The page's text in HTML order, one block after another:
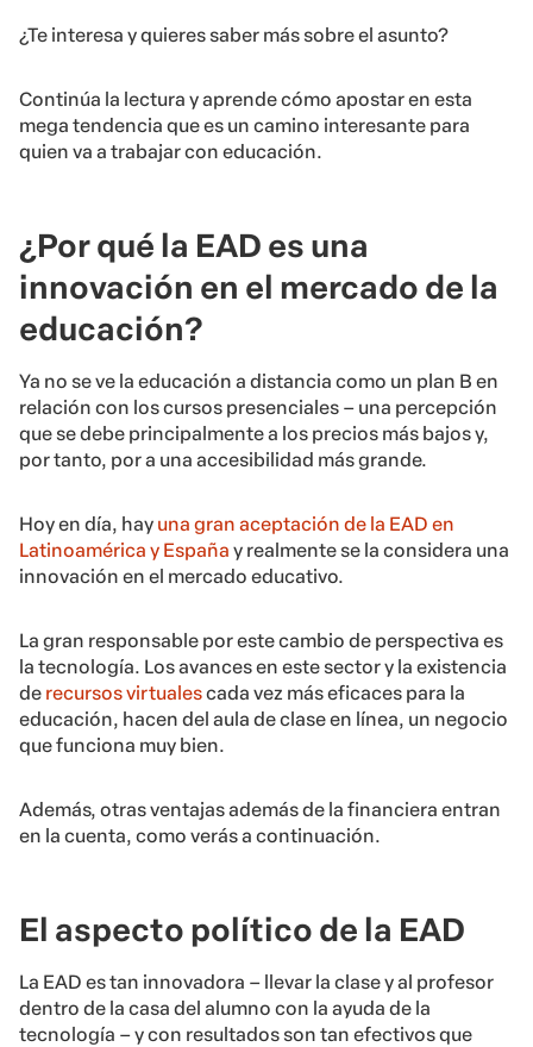
¿Te interesa y quieres saber más sobre el asunto?
Continúa la lectura y aprende cómo apostar en esta
mega tendencia que es un camino interesante para
quien va a trabajar con educación.
¿Por qué la EAD es una
innovación en el mercado de la
educación?
Ya no se ve la educación a distancia como un plan B en
relación con los cursos presenciales – una percepción
que se debe principalmente a los precios más bajos y,
por tanto, por a una accesibilidad más grande.
Hoy en día, hay una gran aceptación de la EAD en
Latinoamérica y España y realmente se la considera una
innovación en el mercado educativo.
La gran responsable por este cambio de perspectiva es
la tecnología. Los avances en este sector y la existencia
de recursos virtualescada vez más eficaces para la
educación, hacen del aula de clase en línea, un negocio
que funciona muy bien.
Además, otras ventajas además de la financiera entran
en la cuenta, como verás a continuación.
El aspecto político de la EAD
La EAD es tan innovadora – llevar la clase y al profesor
dentro de la casa del alumno con la ayuda de la
tecnología – y con resultados son tan efectivos que